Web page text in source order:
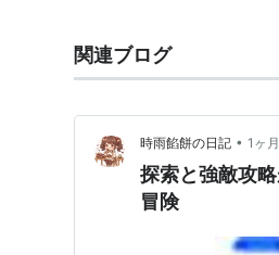
関連ブログ
時雨餡餅の日記 • 1ヶ
探索と強敵攻
冒険